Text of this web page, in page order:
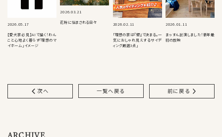
2026.05.17
【愛犬家必見】AIで描く！わん
こと心地よく暮らす「理想のマ
イホーム」イメージ
2026.03.21
花粉に悩まされる日々
2026.02.11
「理想の家は『壁』で決まる。一
気におしゃれ見えするサイデ
ィング厳選3点」
2026.01.11
まっすん出演しました！新年最
初の放映
次へ 一覧へ戻る 前に戻る
ARCHIVE